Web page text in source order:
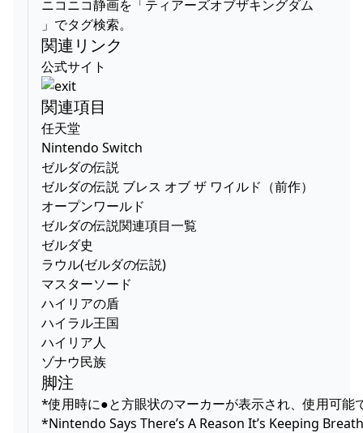
ニコニコ静画を「ティアーズオブザキングダム
」でタグ検索。
関連リンク
公式サイト
関連項目
任天堂
Nintendo Switch
ゼルダの伝説
ゼルダの伝説 ブレス オブ ザ ワイルド（前作）
オープンワールド
ゼルダの伝説関連項目一覧
ゼルダ史
ラウル(ゼルダの伝説)
マスターソード
ハイリアの盾
ハイラル王国
ハイリア人
ゾナウ民族
脚注
*使用時に●と方眼状のマーカーが表示され、使用可能
*Nintendo Says There’s A Reason It’s Keeping